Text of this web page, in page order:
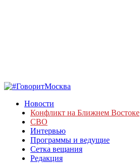
Новости
Конфликт на Ближнем Востоке
СВО
Интервью
Программы и ведущие
Сетка вещания
Редакция